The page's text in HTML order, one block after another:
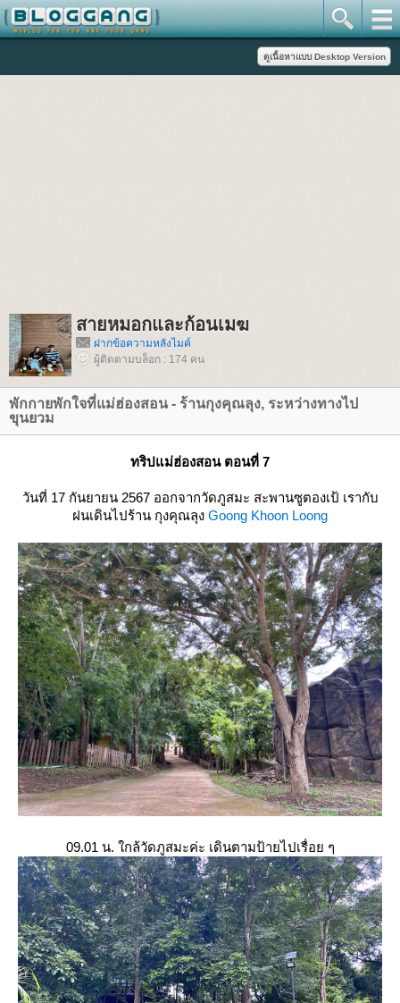
สายหมอกและก้อนเมฆ
ฝากข้อความหลังไมค์
ผู้ติดตามบล็อก : 174 คน
พักกายพักใจที่แม่ฮ่องสอน - ร้านกุงคุณลุง, ระหว่างทางไป
ขุนยวม
ทริปแม่ฮ่องสอน ตอนที่ 7
วันที่ 17 กันยายน 2567 ออกจากวัดภูสมะ สะพานซูตองเป้ เรากับ
ฝนเดินไปร้าน กุงคุณลุง Goong Khoon Loong
09.01 น. ใกล้วัดภูสมะค่ะ เดินตามป้ายไปเรื่อย ๆ